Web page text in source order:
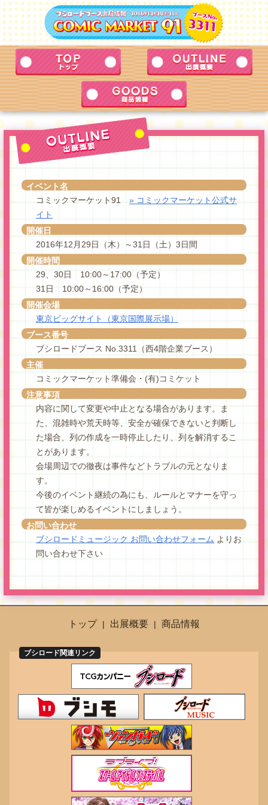
イベント名
コミックマーケット91 » コミックマーケット公式サ
イト
開催日
2016年12月29日（木）～31日（土）3日間
開催時間
29、30日 10:00～17:00（予定）
31日 10:00～16:00（予定）
開催会場
東京ビッグサイト（東京国際展示場）
ブース番号
ブシロードブース No.3311（西4階企業ブース）
主催
コミックマーケット準備会・(有)コミケット
注意事項
内容に関して変更や中止となる場合があります。ま
た、混雑時や荒天時等、安全が確保できないと判断し
た場合、列の作成を一時停止したり、列を解消するこ
とがあります。
会場周辺での徹夜は事件などトラブルの元となりま
す。
今後のイベント継続の為にも、ルールとマナーを守っ
て皆が楽しめるイベントにしましょう。
お問い合わせ
ブシロードミュージック お問い合わせフォーム よりお
問い合わせ下さい
トップ 出展概要 商品情報
ブシロード関連リンク